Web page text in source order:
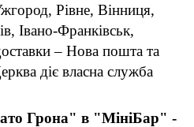
Рівне, Вінниця,
Івано-Франківськ,
– Нова пошта та
діє власна служба
Грона" в "МініБар" -